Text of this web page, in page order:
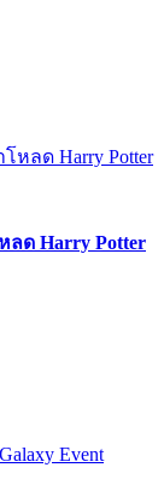
ลด Harry Potter